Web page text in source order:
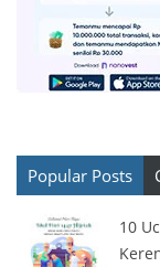
Popular Posts
10